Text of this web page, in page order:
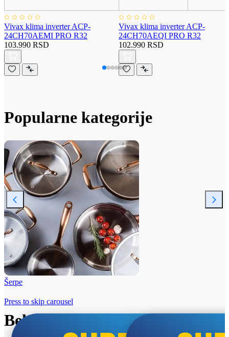
Vivax klima inverter ACP-
24CH70AEMI PRO R32
103.990 RSD
Vivax klima inverter ACP-
24CH70AEQI PRO R32
102.990 RSD
Popularne kategorije
Šerpe
Beko i Tesla super cene
Press to skip carousel